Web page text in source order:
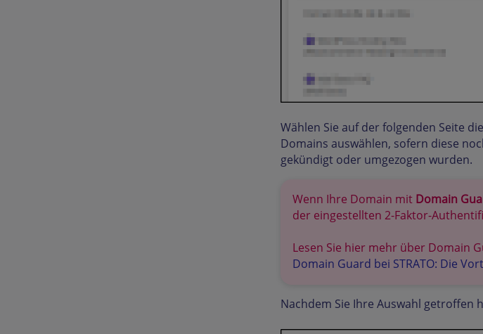
Wählen Sie auf der folgenden Seite
Domains auswählen, sofern diese
gekündigt oder umgezogen wurden.
Wenn Ihre Domain mit Domain
der eingestellten 2-Faktor-
Lesen Sie hier mehr über Domain
Domain Guard bei STRATO: Die
Nachdem Sie Ihre Auswahl getroffen